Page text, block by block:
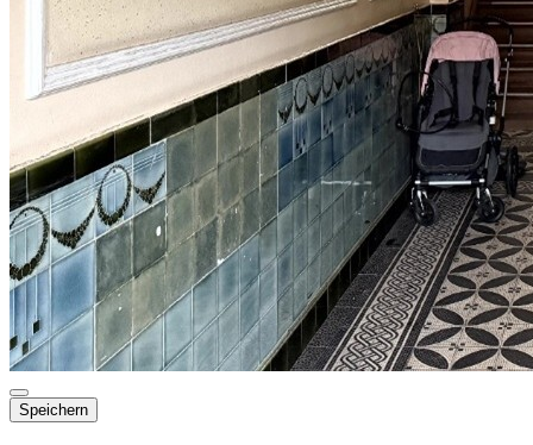
Speichern